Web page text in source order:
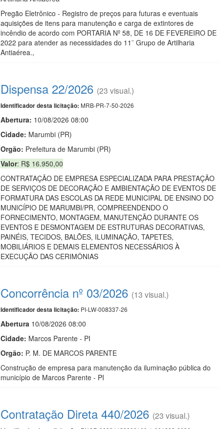
Pregão Eletrônico - Registro de preços para futuras e eventuais
aquisições de itens para manutenção e carga de extintores de
incêndio de acordo com PORTARIA Nº 58, DE 16 DE FEVEREIRO DE
2022 para atender as necessidades do 11¨ Grupo de Artilharia
Antiaérea.,
Dispensa 22/2026 (23 visual.)
Identificador desta licitação: MRB-PR-7-50-2026
Abertura: 10/08/2026 08:00
Cidade: Marumbi (PR)
Orgão: Prefeitura de Marumbi (PR)
Valor: R$ 16.950,00
CONTRATAÇÃO DE EMPRESA ESPECIALIZADA PARA PRESTAÇÃO
DE SERVIÇOS DE DECORAÇÃO E AMBIENTAÇÃO DE EVENTOS DE
FORMATURA DAS ESCOLAS DA REDE MUNICIPAL DE ENSINO DO
MUNICÍPIO DE MARUMBI/PR, COMPREENDENDO O
FORNECIMENTO, MONTAGEM, MANUTENÇÃO DURANTE OS
EVENTOS E DESMONTAGEM DE ESTRUTURAS DECORATIVAS,
PAINÉIS, TECIDOS, BALÕES, ILUMINAÇÃO, TAPETES,
MOBILIÁRIOS E DEMAIS ELEMENTOS NECESSÁRIOS À
EXECUÇÃO DAS CERIMÔNIAS
Concorrência nº 03/2026 (13 visual.)
Identificador desta licitação: PI-LW-008337-26
Abertura 10/08/2026 08:00
Cidade: Marcos Parente - PI
Orgão: P. M. DE MARCOS PARENTE
Construção de empresa para manutenção da iluminação pública do
município de Marcos Parente - PI
Contratação Direta 440/2026 (23 visual.)